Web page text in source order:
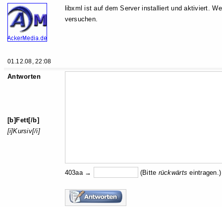
01.12.08, 22:08
libxml ist auf dem Server installiert und aktiviert.
versuchen.
Antworten
[b]Fett[/b]
[i]Kursiv[/i]
403aa → (Bitte rückwärts eintragen.)